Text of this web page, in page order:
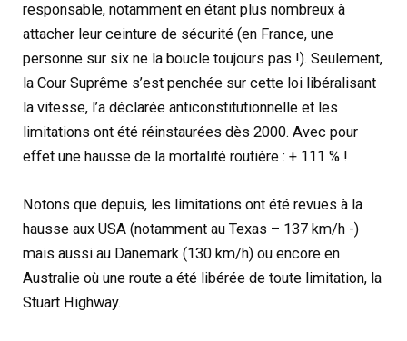
responsable, notamment en étant plus nombreux à
attacher leur ceinture de sécurité (en France, une
personne sur six ne la boucle toujours pas !). Seulement,
la Cour Suprême s’est penchée sur cette loi libéralisant
la vitesse, l’a déclarée anticonstitutionnelle et les
limitations ont été réinstaurées dès 2000. Avec pour
effet une hausse de la mortalité routière : + 111 % !
Notons que depuis, les limitations ont été revues à la
hausse aux USA (notamment au Texas – 137 km/h -)
mais aussi au Danemark (130 km/h) ou encore en
Australie où une route a été libérée de toute limitation, la
Stuart Highway.